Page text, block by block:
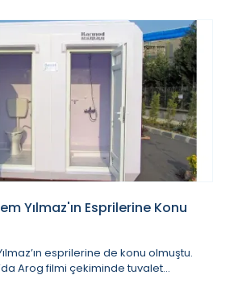
Yılmaz'ın Esprilerine Konu
esprilerine de konu olmuştu.
Arog filmi çekiminde tuvalet